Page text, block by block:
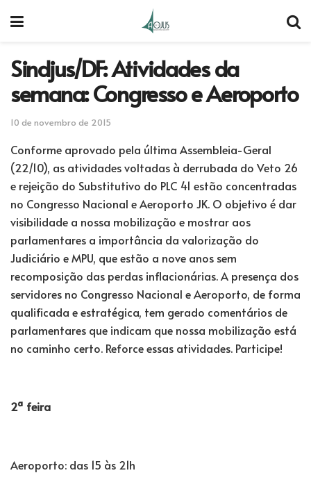
Sindjus/DF: Atividades da
semana: Congresso e Aeroporto
10 de novembro de 2015
Conforme aprovado pela última Assembleia-Geral
(22/10), as atividades voltadas à derrubada do Veto 26
e rejeição do Substitutivo do PLC 41 estão concentradas
no Congresso Nacional e Aeroporto JK. O objetivo é dar
visibilidade a nossa mobilização e mostrar aos
parlamentares a importância da valorização do
Judiciário e MPU, que estão a nove anos sem
recomposição das perdas inflacionárias. A presença dos
servidores no Congresso Nacional e Aeroporto, de forma
qualificada e estratégica, tem gerado comentários de
parlamentares que indicam que nossa mobilização está
no caminho certo. Reforce essas atividades. Participe!
2ª feira
Aeroporto: das 15 às 21h